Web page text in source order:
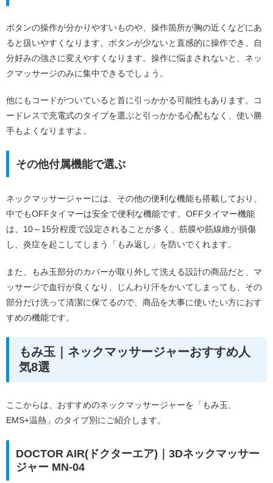
ボタンの操作が分かりやすいものや、操作箇所が胸の近くなどにあ
ると扱いやすくなります。ボタンが少ないと直感的に操作でき、自
分好みの強さに変えやすくなります。操作に悩まされないと、ネッ
クマッサージのみに集中できるでしょう。
他にもコードがついていると首に引っかかる可能性もあります。コ
ードレスで充電式のタイプを選ぶと引っかかる心配もなく、使い勝
手もよくなりますよ。
その他付属機能で選ぶ
ネックマッサージャーには、その他の便利な機能も搭載しており、
中でもOFFタイマーは安全で便利な機能です。OFFタイマー機能
は、10～15分程度で設定されることが多く、筋膜や筋線維が損傷
し、炎症を起こしてしまう「もみ返し」を防いでくれます。
また、もみ玉部分のカバーが取り外して洗える設計の商品だと、マ
ッサージで血行が良くなり、じんわり汗をかいてしまっても、その
部分だけ洗って清潔に保てるので、商品を大事に使いたい方におす
すめの機能です。
もみ玉｜ネックマッサージャーおすすめ人
気8選
ここからは、おすすめのネックマッサージャーを「もみ玉、
EMS+温熱」のタイプ別にご紹介します。
DOCTOR AIR(ドクターエア)｜3Dネックマッサー
ジャー MN-04